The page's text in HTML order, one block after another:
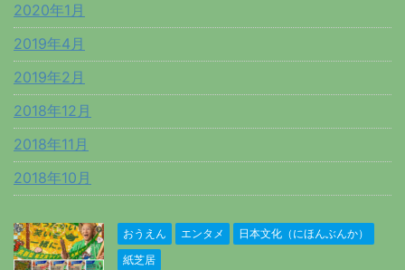
2020年1月
2019年4月
2019年2月
2018年12月
2018年11月
2018年10月
おうえん エンタメ
日本文化（にほんぶんか）
紙芝居